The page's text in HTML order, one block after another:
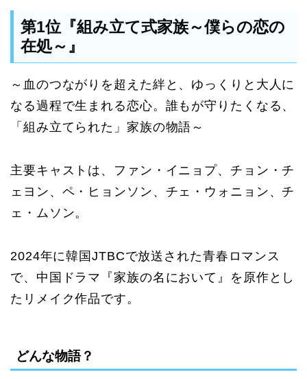
第1位『組み立て式家族～僕らの恋の
在処～』
～血のつながりを超えた絆と、ゆっくりと大人に
なる過程で生まれる恋心。誰もが守りたくなる、
「組み立てられた」家族の物語～
主要キャストは、ファン・イニョプ、チョン・チ
ェヨン、ペ・ヒョンソン、チェ・ウォニョン、チ
ェ・ムソン。
2024年に韓国JTBCで放送された青春ロマンス
で、中国ドラマ『家族の名において』を原作とし
たリメイク作品です。
どんな物語？